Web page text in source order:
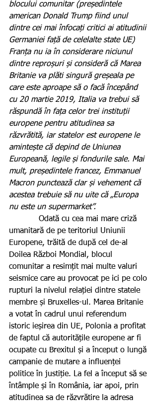
blocului comunitar (președintele
american Donald Trump fiind unul
dintre cei mai înfocați critici ai atitudinii
Germaniei față de celelalte state UE)
Franța nu ia în considerare niciunul
dintre reproșuri și consideră că Marea
Britanie va plăti singură greșeala pe
care este aproape să o facă începând
cu 20 martie 2019, Italia va trebui să
răspundă în fața celor trei instituții
europene pentru atitudinea sa
răzvrătită, iar statelor est europene le
amintește că depind de Uniunea
Europeană, legile și fondurile sale. Mai
mult, președintele francez, Emmanuel
Macron punctează clar și vehement că
acestea trebuie să nu uite că „Europa
nu este un supermarket”.
umanitară de pe teritoriul Uniunii
Europene, trăită de după cel de-al
Doilea Război Mondial, blocul
comunitar a resimțit mai multe valuri
seismice care au provocat pe ici pe colo
rupturi la nivelul relației dintre statele
membre și Bruxelles-ul. Marea Britanie
a votat în cadrul unui referendum
istoric ieșirea din UE, Polonia a profitat
de faptul că autoritățile europene ar fi
ocupate cu Brexitul și a început o lungă
campanie de mutare a influenței
politice în justiție. La fel a început să se
întâmple și în România, iar apoi, prin
atitudinea sa de răzvrătire la adresa